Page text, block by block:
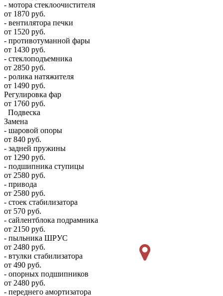
- мотора стеклоочистителя
от 1870 руб.
- вентилятора печки
от 1520 руб.
- противотуманной фары
от 1430 руб.
- стеклоподъемника
от 2850 руб.
- ролика натяжителя
от 1490 руб.
Регулировка фар
от 1760 руб.
Подвеска
Замена
- шаровой опоры
от 840 руб.
- задней пружины
от 1290 руб.
- подшипника ступицы
от 2580 руб.
- привода
от 2580 руб.
- стоек стабилизатора
от 570 руб.
- сайлентблока подрамника
от 2150 руб.
- пыльника ШРУС
от 2480 руб.
- втулки стабилизатора
от 490 руб.
- опорных подшипников
от 2480 руб.
- переднего амортизатора